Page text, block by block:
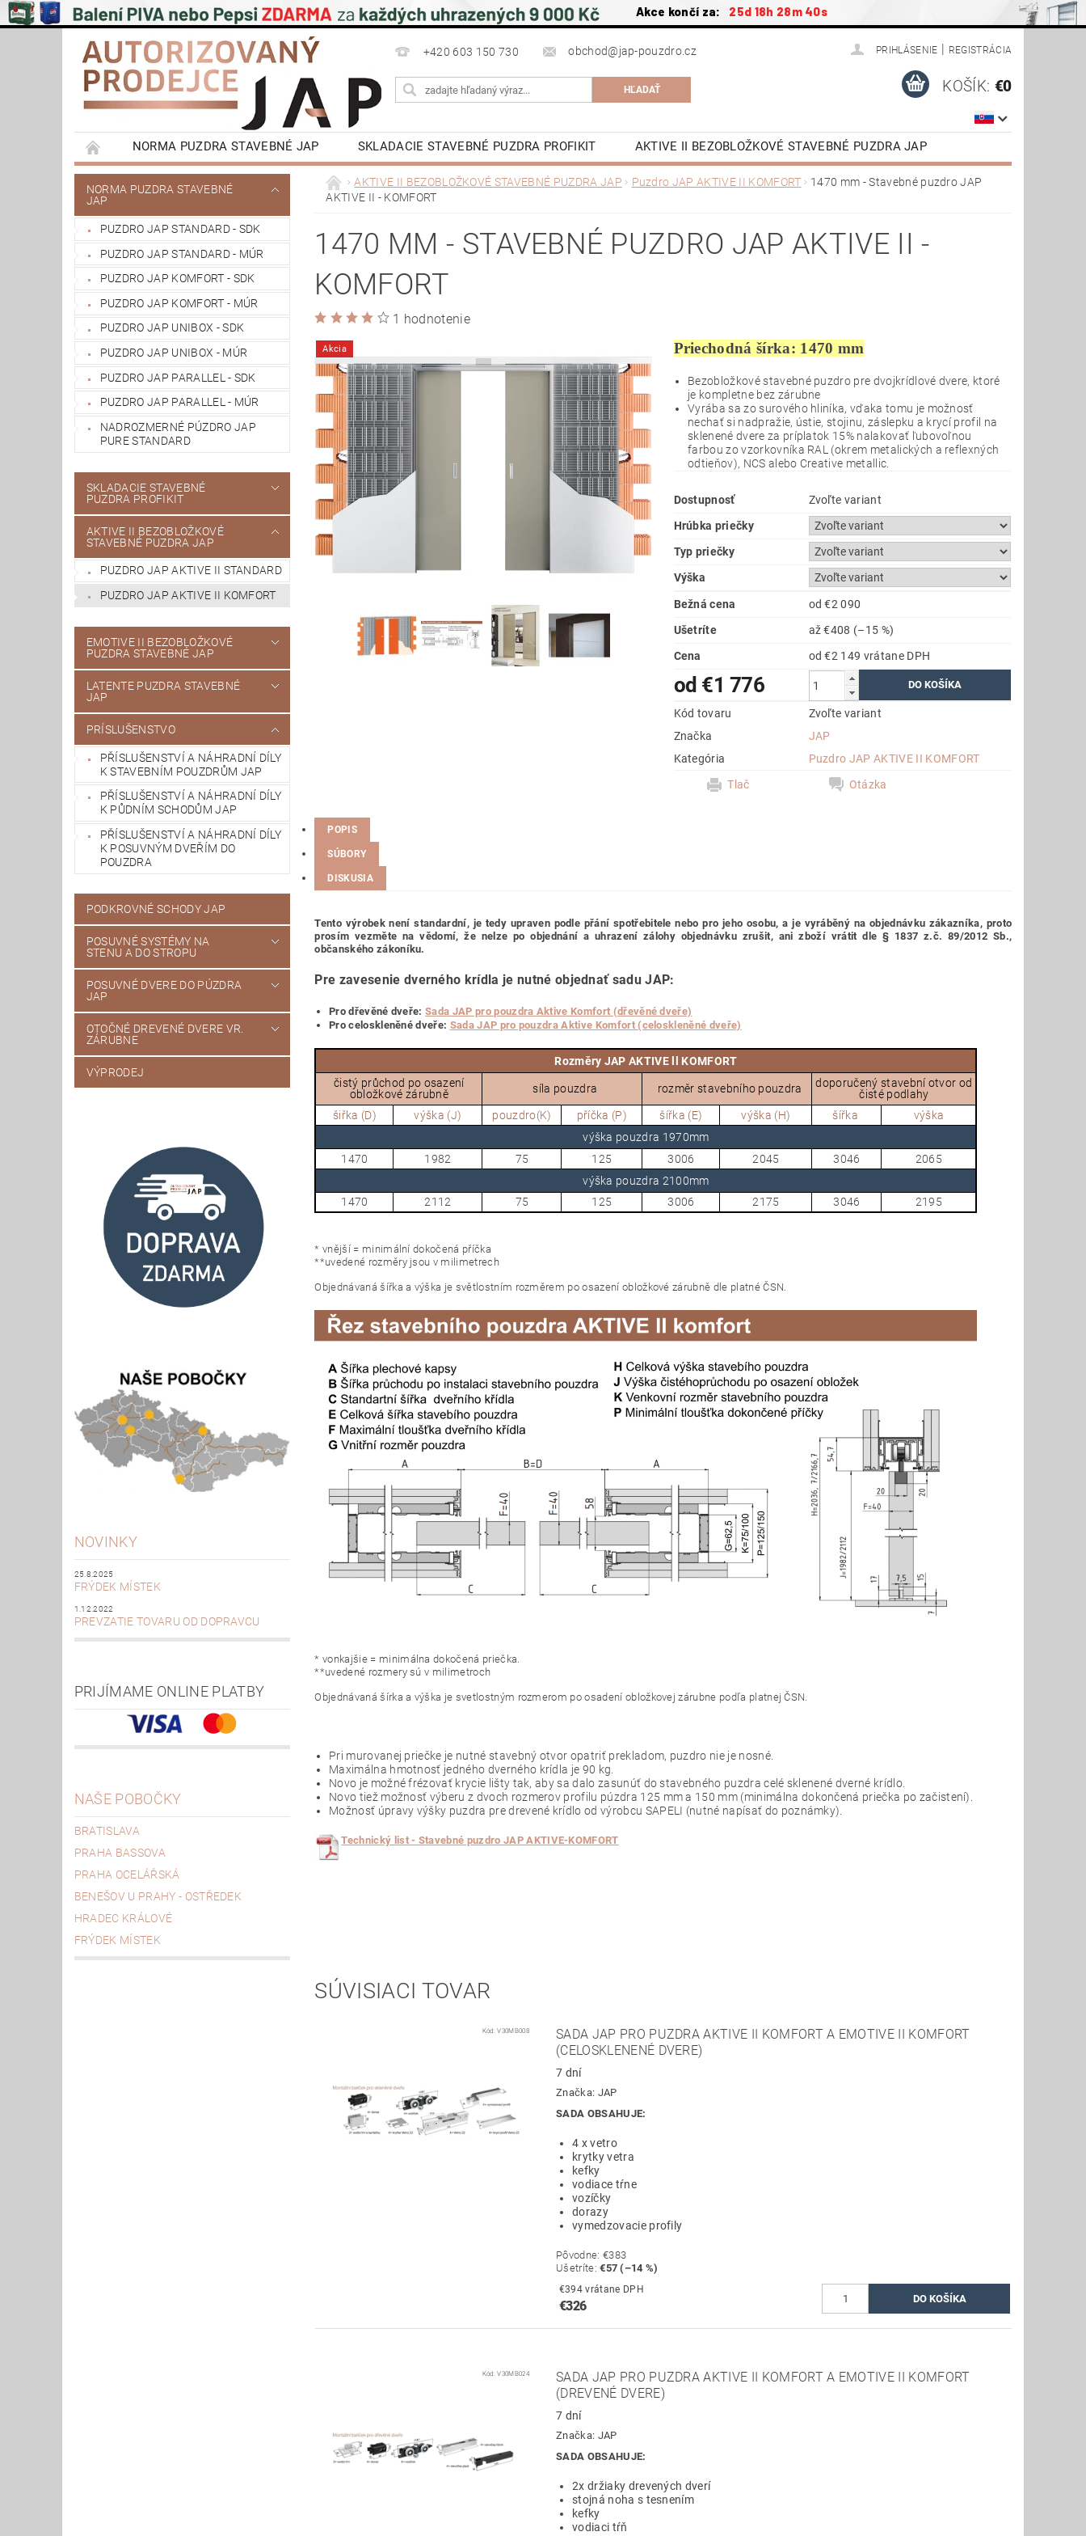
Akce končí za: 25d 18h 28m 40s
+420 603 150 730 obchod@jap-pouzdro.cz PRIHLÁSENIE REGISTRÁCIA
KOŠÍK: €0
NORMA PUZDRA STAVEBNÉ JAP SKLADACIE STAVEBNÉ PUZDRA PROFIKIT
AKTIVE II BEZOBLOŽKOVÉ STAVEBNÉ PUZDRA JAP
EMOTIVE II BEZOBLOŽKOVÉ PUZDRA STAVEBNÉ JAP
LATENTE PUZDRA STAVEBNÉ JAP PRÍSLUŠENSTVO
PODKROVNÉ SCHODY JAP
POSUVNÉ SYSTÉMY NA STENU A DO STROPU
POSUVNÉ DVERE DO PÚZDRA JAP
VÝPRODEJ
OBCHODNÍ PODMÍNKY OCHRANA OSOBNÍCH ÚDAJŮ NAPÍŠTE NÁM NA STIAHNUTIE
VIDEONÁVODY
REFERENCIE ZÁKAZNÍKOV
NAŠE POBOČKY
NORMA PUZDRA STAVEBNÉ
JAP
PUZDRO JAP STANDARD - SDK
PUZDRO JAP STANDARD - MÚR
PUZDRO JAP KOMFORT - SDK
PUZDRO JAP KOMFORT - MÚR
PUZDRO JAP UNIBOX - SDK
PUZDRO JAP UNIBOX - MÚR
PUZDRO JAP PARALLEL - SDK
PUZDRO JAP PARALLEL - MÚR
NADROZMERNÉ PÚZDRO JAP
PURE STANDARD
SKLADACIE STAVEBNÉ
PUZDRA PROFIKIT
AKTIVE II BEZOBLOŽKOVÉ
STAVEBNÉ PUZDRA JAP
PUZDRO JAP AKTIVE II STANDARD
PUZDRO JAP AKTIVE II KOMFORT
EMOTIVE II BEZOBLOŽKOVÉ
PUZDRA STAVEBNÉ JAP
LATENTE PUZDRA STAVEBNÉ
JAP
PRÍSLUŠENSTVO
PŘÍSLUŠENSTVÍ A NÁHRADNÍ DÍLY
K STAVEBNÍM POUZDRŮM JAP
PŘÍSLUŠENSTVÍ A NÁHRADNÍ DÍLY
K PŮDNÍM SCHODŮM JAP
PŘÍSLUŠENSTVÍ A NÁHRADNÍ DÍLY
K POSUVNÝM DVEŘÍM DO
POUZDRA
PODKROVNÉ SCHODY JAP
POSUVNÉ SYSTÉMY NA
STENU A DO STROPU
POSUVNÉ DVERE DO PÚZDRA
JAP
OTOČNÉ DREVENÉ DVERE VR.
ZÁRUBNE
VÝPRODEJ
NOVINKY
25.8.2025
FRÝDEK MÍSTEK
1.12.2022
PREVZATIE TOVARU OD DOPRAVCU
PRIJÍMAME ONLINE PLATBY
NAŠE POBOČKY
BRATISLAVA
PRAHA BASSOVA
PRAHA OCELÁŘSKÁ
BENEŠOV U PRAHY - OSTŘEDEK
HRADEC KRÁLOVÉ
FRÝDEK MÍSTEK
AKTIVE II BEZOBLOŽKOVÉ STAVEBNÉ PUZDRA JAP Puzdro JAP AKTIVE II KOMFORT
1470 mm - Stavebné puzdro JAP
AKTIVE II - KOMFORT
1470 MM - STAVEBNÉ PUZDRO JAP AKTIVE II -
KOMFORT
1 hodnotenie
Akcia Priechodná šírka: 1470 mm
Bezobložkové stavebné puzdro pre dvojkrídlové dvere, ktoré
je kompletne bez zárubne
Vyrába sa zo surového hliníka, vďaka tomu je možnosť
nechať si nadpražie, ústie, stojinu, záslepku a krycí profil na
sklenené dvere za príplatok 15% nalakovať ľubovoľnou
farbou zo vzorkovníka RAL (okrem metalických a reflexných
odtieňov), NCS alebo Creative metallic.
Dostupnosť
Zvoľte variant
Hrúbka priečky
Typ priečky
Výška
Bežná cena
od €2 090
Ušetríte
až€408 (–15 %)
Cena
od €2 149 vrátane DPH
od €1 776
Kód tovaru
Zvoľte variant
Značka
JAP
Kategória
Puzdro JAP AKTIVE II KOMFORT
Tlač
Otázka
POPIS
SÚBORY
DISKUSIA
Tento výrobek není standardní, je tedy upraven podle přání spotřebitele nebo pro jeho osobu, a je vyráběný na objednávku zákazníka, proto
prosím vezměte na vědomí, že nelze po objednání a uhrazení zálohy objednávku zrušit, ani zboží vrátit dle § 1837 z.č. 89/2012 Sb.,
občanského zákoníku.
Pre zavesenie dverného krídla je nutné objednať sadu JAP:
Pro dřevěné dveře:Sada JAP pro pouzdra Aktive Komfort (dřevěné dveře)
Pro celoskleněné dveře: Sada JAP pro pouzdra Aktive Komfort (celoskleněné dveře)
Rozměry JAP AKTIVE ll KOMFORT
čistý průchod po osazení
obložkové zárubně
síla pouzdra rozměr stavebního pouzdra
doporučený stavební otvor od
čisté podlahy
šiřka (D)
výška (J) pouzdro(K) příčka (P) šířka (E) výška (H) šířka
výška
výška pouzdra 1970mm
1470
1982 75 125 3006 2045 3046
2065
výška pouzdra 2100mm
1470
2112 75 125 3006 2175 3046 2195
* vnější = minimální dokočená příčka
**uvedené rozměry jsou v milimetrech
Objednávaná šířka a výška je světlostním rozměrem po osazení obložkové zárubně dle platné ČSN.
* vonkajšie = minimálna dokočená priečka.
**uvedené rozmery sú v milimetroch
O bjednávaná šírka a výška je svetlostným rozmerom po osadení obložkovej zárubne podľa platnej ČSN.
Pri murovanej priečke je nutné stavebný otvor opatriť prekladom, puzdro nie je nosné.
Maximálna hmotnosť jedného dverného krídla je 90 kg.
Novo je možné frézovať krycie lišty tak, aby sa dalo zasunúť do stavebného puzdra celé sklenené dverné krídlo.
Novo tiež možnosť výberu z dvoch rozmerov profilu púzdra 125 mm a 150 mm (minimálna dokončená priečka po začistení).
Možnosť úpravy výšky puzdra pre drevené krídlo od výrobcu SAPELI (nutné napísať do poznámky).
Technický list - Stavebné puzdro JAP AKTIVE-KOMFORT
SÚVISIACI TOVAR
Kód:V30MB008
SADA JAP PRO PUZDRA AKTIVE II KOMFORT A EMOTIVE II KOMFORT
(CELOSKLENENÉ DVERE)
7 dní
Značka: JAP
SADA OBSAHUJE:
4 x vetro
krytky vetra
kefky
vodiace tŕne
vozíčky
dorazy
vymedzovacie profily
Pôvodne: €383
Ušetríte:€57 (–14 %)
€394 vrátane DPH
€326
Kód:V30MB024
SADA JAP PRO PUZDRA AKTIVE II KOMFORT A EMOTIVE II KOMFORT
(DREVENÉ DVERE)
7 dní
Značka: JAP
SADA OBSAHUJE:
2x držiaky drevených dverí
stojná noha s tesnením
kefky
vodiaci tŕň